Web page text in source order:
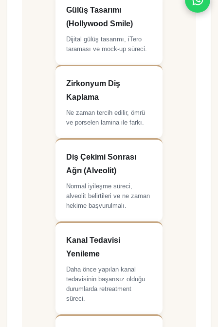
Gülüş Tasarımı
(Hollywood Smile)
Dijital gülüş tasarımı, iTero
taraması ve mock-up süreci.
Zirkonyum Diş
Kaplama
Ne zaman tercih edilir, ömrü
ve porselen lamina ile farkı.
Diş Çekimi Sonrası
Ağrı (Alveolit)
Normal iyileşme süreci,
alveolit belirtileri ve ne zaman
hekime başvurulmalı.
Kanal Tedavisi
Yenileme
Daha önce yapılan kanal
tedavisinin başarısız olduğu
durumlarda retreatment
süreci.